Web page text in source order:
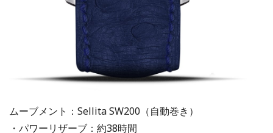
ムーブメント：Sellita SW200（自動巻き）
・パワーリザーブ：約38時間